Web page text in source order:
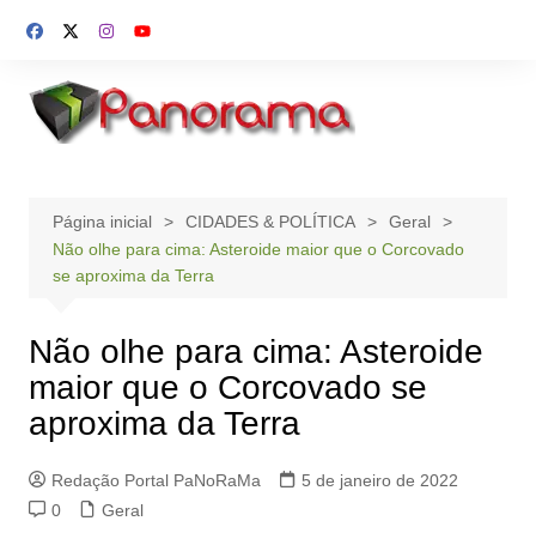
para
conteúdo
Página inicial CIDADES & POLÍTICA
Geral
Não olhe para cima: Asteroide maior que o Corcovado
se aproxima da Terra
Não olhe para cima: Asteroide
maior que o Corcovado se
aproxima da Terra
Redação Portal PaNoRaMa
5 de janeiro de 2022
0
Geral